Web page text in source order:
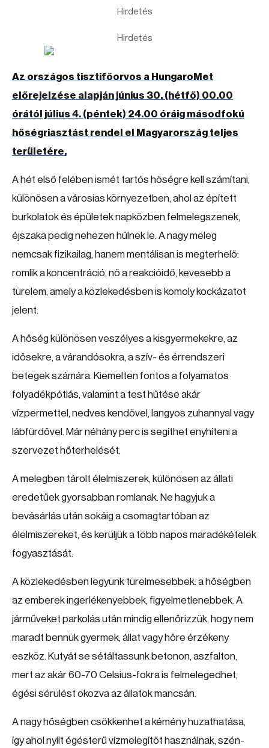
Hirdetés
Hirdetés
Az országos tisztifőorvos a HungaroMet
előrejelzése alapján június 30. (hétfő) 00.00
órától július 4. (péntek) 24.00 óráig másodfokú
hőségriasztást rendel el Magyarország teljes
területére.
A hét első felében ismét tartós hőségre kell számítani,
különösen a városias környezetben, ahol az épített
burkolatok és épületek napközben felmelegszenek,
éjszaka pedig nehezen hűlnek le. A nagy meleg
nemcsak fizikailag, hanem mentálisan is megterhelő:
romlik a koncentráció, nő a reakcióidő, kevesebb a
türelem, amely a közlekedésben is komoly kockázatot
jelent.
A hőség különösen veszélyes a kisgyermekekre, az
idősekre, a várandósokra, a szív- és érrendszeri
betegek számára. Kiemelten fontos a folyamatos
folyadékpótlás, valamint a test hűtése akár
vízpermettel, nedves kendővel, langyos zuhannyal vagy
lábfürdővel. Már néhány perc is segíthet enyhíteni a
szervezet hőterhelését.
A melegben tárolt élelmiszerek, különösen az állati
eredetűek gyorsabban romlanak. Ne hagyjuk a
bevásárlás után sokáig a csomagtartóban az
élelmiszereket, és kerüljük a több napos maradékételek
fogyasztását.
A közlekedésben legyünk türelmesebbek: a hőségben
az emberek ingerlékenyebbek, figyelmetlenebbek. A
járműveket parkolás után mindig ellenőrizzük, hogy nem
maradt bennük gyermek, állat vagy hőre érzékeny
eszköz. Kutyát se sétáltassunk betonon, aszfalton,
mert az akár 60-70 Celsius-fokra is felmelegedhet,
égési sérülést okozva az állatok mancsán.
A nagy hőségben csökkenhet a kémény huzathatása,
így ahol nyílt égésterű vízmelegítőt használnak, szén-